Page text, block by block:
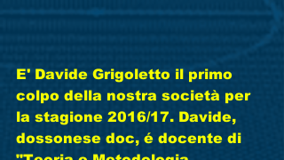
E' Davide Grigoletto il primo
colpo della nostra società per
la stagione 2016/17. Davide,
dossonese doc, é docente di